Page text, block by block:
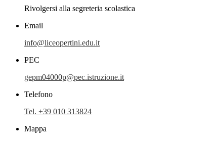
Rivolgersi alla segreteria scolastica
Email
info@liceopertini.edu.it
PEC
gepm04000p@pec.istruzione.it
Telefono
Tel. +39 010 313824
Mappa